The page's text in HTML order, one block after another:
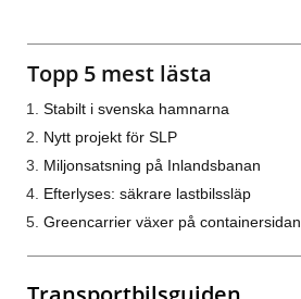
Topp 5 mest lästa
Stabilt i svenska hamnarna
Nytt projekt för SLP
Miljonsatsning på Inlandsbanan
Efterlyses: säkrare lastbilssläp
Greencarrier växer på containersidan